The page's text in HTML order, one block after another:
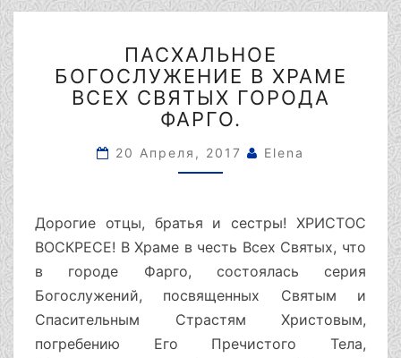
БОГОСЛУЖЕНИЕ
В
ХРАМЕ
ВСЕХ
ГОРОДА
ФАРГО.
ПАСХАЛЬНОЕ
БОГОСЛУЖЕНИЕ В ХРАМЕ
ВСЕХ СВЯТЫХ ГОРОДА
ФАРГО.
20 Апреля, 2017 Elena
Дорогие отцы, братья и сестры! ХРИСТОС
ВОСКРЕСЕ! В Храме в честь Всех Святых, что
в городе Фарго, состоялась серия
Богослужений, посвященных Святым и
Спасительным Страстям Христовым,
погребению Его Пречистого Тела,